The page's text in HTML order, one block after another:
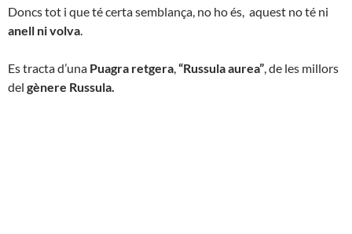
Doncs tot i que té certa semblança, no ho és, aquest no té ni
anell ni volva.
Es tracta d’una Puagra retgera,“Russula aurea”, de les millors
del gènere Russula.